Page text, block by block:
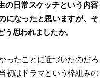
の日常スケッチという内容
になったと思いますが、そ
思われましたか。
ったことに近づいたのだろ
初はドラマという枠組みの